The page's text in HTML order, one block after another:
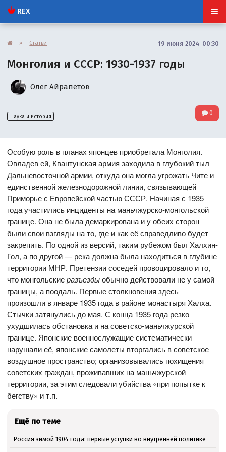
REX
» Статьи 19 июня 2024 00:30
Монголия и СССР: 1930-1937 годы
Олег Айрапетов
Наука и история 0
Особую роль в планах японцев приобретала Монголия.
Овладев ей, Квантунская армия заходила в глубокий тыл
Дальневосточной армии, откуда она могла угрожать Чите и
единственной железнодорожной линии, связывающей
Приморье с Европейской частью СССР. Начиная с 1935
года участились инциденты на маньчжурско-монгольской
границе. Она не была демаркирована и у обеих сторон
были свои взгляды на то, где и как её справедливо будет
закрепить. По одной из версий, таким рубежом был Халхин-
Гол, а по другой — река должна была находиться в глубине
территории МНР. Претензии соседей провоцировало и то,
что монгольскиеразъездыобычно действовали не у самой
границы, а поодаль. Первые столкновения здесь
произошли в январе 1935 года в районе монастыря Халха.
Стычки затянулись до мая. С конца 1935 года резко
ухудшилась обстановка и на советско-маньчжурской
границе. Японские военнослужащие систематически
нарушали её, японские самолеты вторгались в советское
воздушное пространство; организовывались похищения
советских граждан, проживавших на маньчжурской
территории, за этим следовали убийства «при попытке к
бегству» и т.п.
Ещё по теме
Россия зимой 1904 года: первые уступки во внутренней политике